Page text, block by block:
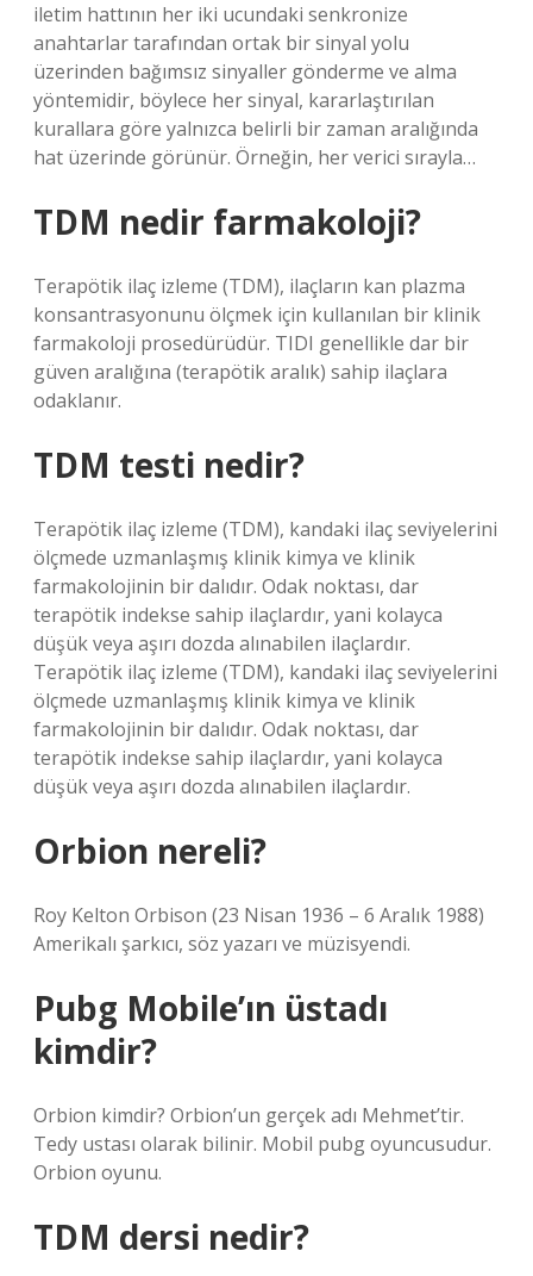
iletim hattının her iki ucundaki senkronize
anahtarlar tarafından ortak bir sinyal yolu
üzerinden bağımsız sinyaller gönderme ve alma
yöntemidir, böylece her sinyal, kararlaştırılan
kurallara göre yalnızca belirli bir zaman aralığında
hat üzerinde görünür. Örneğin, her verici sırayla…
TDM nedir farmakoloji?
Terapötik ilaç izleme (TDM), ilaçların kan plazma
konsantrasyonunu ölçmek için kullanılan bir klinik
farmakoloji prosedürüdür. TIDI genellikle dar bir
güven aralığına (terapötik aralık) sahip ilaçlara
odaklanır.
TDM testi nedir?
Terapötik ilaç izleme (TDM), kandaki ilaç seviyelerini
ölçmede uzmanlaşmış klinik kimya ve klinik
farmakolojinin bir dalıdır. Odak noktası, dar
terapötik indekse sahip ilaçlardır, yani kolayca
düşük veya aşırı dozda alınabilen ilaçlardır.
Terapötik ilaç izleme (TDM), kandaki ilaç seviyelerini
ölçmede uzmanlaşmış klinik kimya ve klinik
farmakolojinin bir dalıdır. Odak noktası, dar
terapötik indekse sahip ilaçlardır, yani kolayca
düşük veya aşırı dozda alınabilen ilaçlardır.
Orbion nereli?
Roy Kelton Orbison (23 Nisan 1936 – 6 Aralık 1988)
Amerikalı şarkıcı, söz yazarı ve müzisyendi.
Pubg Mobile’ın üstadı
kimdir?
Orbion kimdir? Orbion’un gerçek adı Mehmet’tir.
Tedy ustası olarak bilinir. Mobil pubg oyuncusudur.
Orbion oyunu.
TDM dersi nedir?